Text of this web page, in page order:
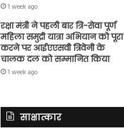
1 week ago
रक्षा मंत्री ने पहली बार त्रि-सेवा पूर्ण
महिला समुद्री यात्रा अभियान को पूरा
करने पर आईएएसवी त्रिवेनी के
चालक दल को सम्मानित किया
1 week ago
साक्षात्कार